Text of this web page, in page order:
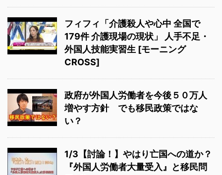
フィフィ「介護殺人や心中 全国で
179件 介護現場の現状」 人手不足・
外国人技能実習生 [モーニング
CROSS]
政府が外国人労働者を今後５０万人
増やす方針 でも移民政策ではな
い？
1/3【討論！】やはり亡国への道か？
『外国人労働者大量受入』と移民問